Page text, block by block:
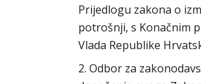
Prijedlogu zakona o
potrošnji, s Konačnim
Vlada Republike
2. Odbor za